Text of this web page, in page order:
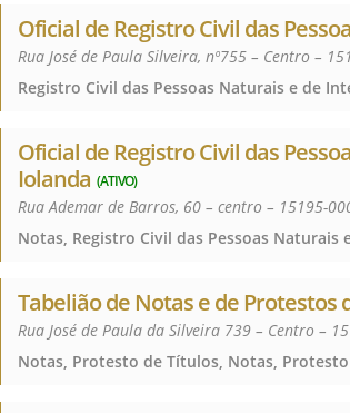
Oficial de Registro Civil das
Rua José de Paula Silveira, nº755 – Centro –
Oficial de Registro Civil das
Iolanda (ATIVO)
Rua Ademar de Barros, 60 – centro – 15195-
Tabelião de Notas e de
Rua José de Paula da Silveira 739 – Centro –
Notas, Protesto de Títulos, Notas,